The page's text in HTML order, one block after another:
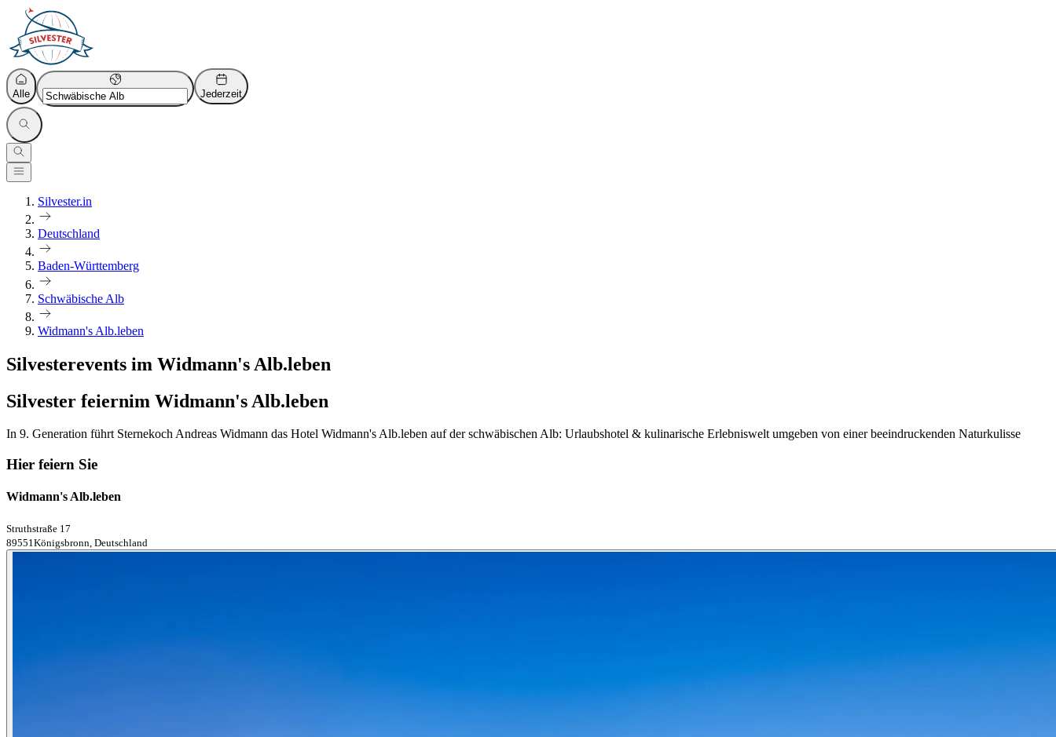
Alle Jederzeit
Silvester.in
Deutschland
Baden-Württemberg
Schwäbische Alb
Widmann's Alb.leben
Silvesterevents im Widmann's Alb.leben
Silvester feiernim Widmann's Alb.leben
In 9. Generation führt Sternekoch Andreas Widmann das Hotel Widmann's Alb.leben auf der schwäbischen Alb: Urlaubshotel & kulinarische Erlebniswelt umgeben von einer beeindruckenden Naturkulisse
Hier feiern Sie
Widmann's Alb.leben
Struthstraße 17
89551Königsbronn, Deutschland